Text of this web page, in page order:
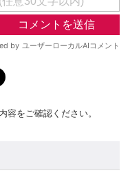
容をご確認ください。